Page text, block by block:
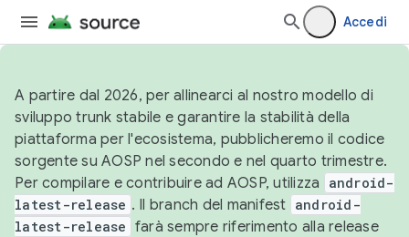
Accedi
A partire dal 2026, per allinearci al nostro modello di
sviluppo trunk stabile e garantire la stabilità della
piattaforma per l'ecosistema, pubblicheremo il codice
sorgente su AOSP nel secondo e nel quarto trimestre.
Per compilare e contribuire ad AOSP, utilizza
android-
latest-release . Il branch del manifest android-
latest-release farà sempre riferimento alla release